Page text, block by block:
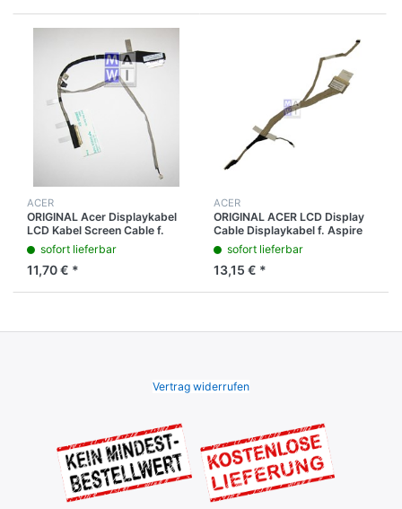
ACER
ORIGINAL Acer Displaykabel
LCD Kabel Screen Cable f.
Aspire One 722
DC0200118U10
sofort lieferbar
11,70 € *
ACER
ORIGINAL ACER LCD Display
Cable Displaykabel f. Aspire
5738DG 5738DZG 5738ZG
sofort lieferbar
13,15 € *
Vertrag widerrufen